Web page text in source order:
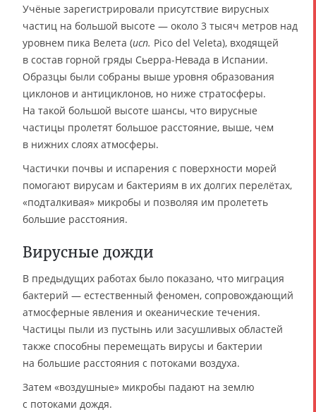
Учёные зарегистрировали присутствие вирусных
частиц на большой высоте — около 3 тысяч метров над
уровнем пика Велета (исп. Pico del Veleta), входящей
в состав горной гряды Сьерра-Невада в Испании.
Образцы были собраны выше уровня образования
циклонов и антициклонов, но ниже стратосферы.
На такой большой высоте шансы, что вирусные
частицы пролетят большое расстояние, выше, чем
в нижних слоях атмосферы.
Частички почвы и испарения с поверхности морей
помогают вирусам и бактериям в их долгих перелётах,
«подталкивая» микробы и позволяя им пролететь
большие расстояния.
Вирусные дожди
В предыдущих работах было показано, что миграция
бактерий — естественный феномен, сопровождающий
атмосферные явления и океанические течения.
Частицы пыли из пустынь или засушливых областей
также способны перемещать вирусы и бактерии
на большие расстояния с потоками воздуха.
Затем «воздушные» микробы падают на землю
с потоками дождя.